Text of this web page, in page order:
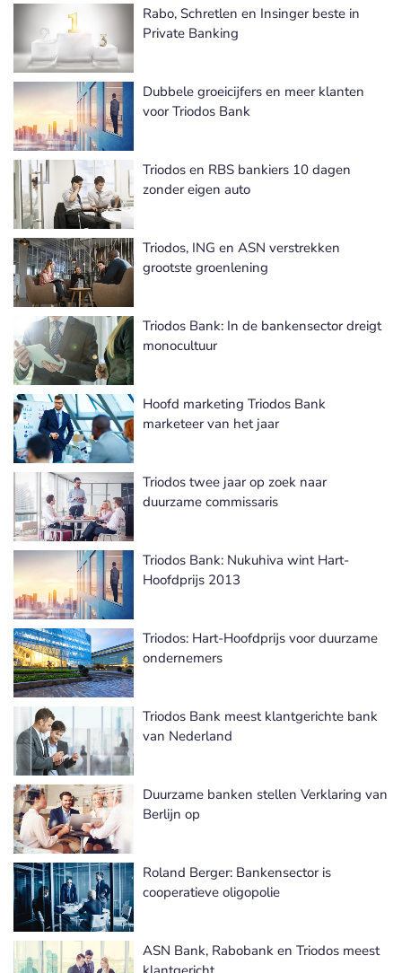
Rabo, Schretlen en Insinger beste in
Private Banking
Dubbele groeicijfers en meer klanten
voor Triodos Bank
Triodos en RBS bankiers 10 dagen
zonder eigen auto
Triodos, ING en ASN verstrekken
grootste groenlening
Triodos Bank: In de bankensector dreigt
monocultuur
Hoofd marketing Triodos Bank
marketeer van het jaar
Triodos twee jaar op zoek naar
duurzame commissaris
Triodos Bank: Nukuhiva wint Hart-
Hoofdprijs 2013
Triodos: Hart-Hoofdprijs voor duurzame
ondernemers
Triodos Bank meest klantgerichte bank
van Nederland
Duurzame banken stellen Verklaring van
Berlijn op
Roland Berger: Bankensector is
cooperatieve oligopolie
ASN Bank, Rabobank en Triodos meest